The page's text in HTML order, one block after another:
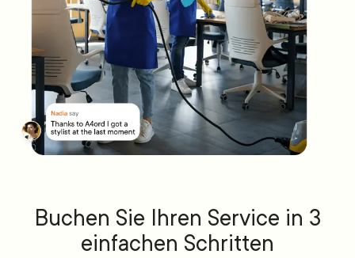
Buchen Sie Ihren Service in 3
einfachen Schritten